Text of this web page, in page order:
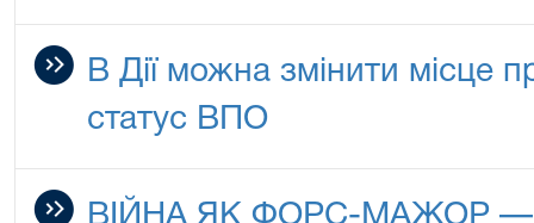
В Дії можна змінити місце
статус ВПО